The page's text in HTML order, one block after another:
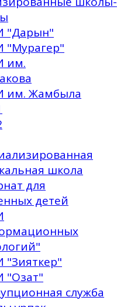
"Дарын"
им.
им. Жамбыла
школа
для
детей
"Озат"
служба